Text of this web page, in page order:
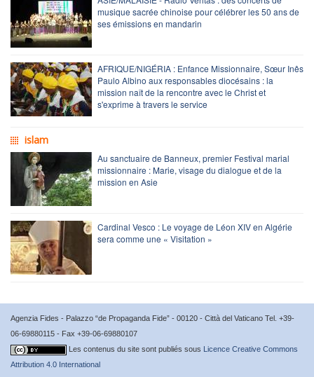
musique sacrée chinoise pour célébrer les 50 ans de
ses émissions en mandarin
AFRIQUE/NIGÉRIA : Enfance Missionnaire, Sœur Inês
Paulo Albino aux responsables diocésains : la
mission naît de la rencontre avec le Christ et
s'exprime à travers le service
islam
Au sanctuaire de Banneux, premier Festival marial
missionnaire : Marie, visage du dialogue et de la
mission en Asie
Cardinal Vesco : Le voyage de Léon XIV en Algérie
sera comme une « Visitation »
Agenzia Fides - Palazzo “de Propaganda Fide” - 00120 - Città del Vaticano Tel. +39-
06-69880115 - Fax +39-06-69880107
Les contenus du site sont publiés sous Licence Creative Commons
Attribution 4.0 International